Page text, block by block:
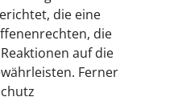
die eine
die
auf die
Ferner